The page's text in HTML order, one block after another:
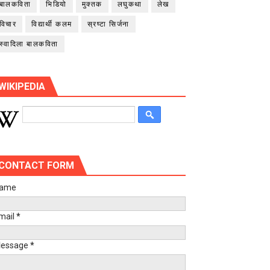
बालकविता भिडियो मुक्तक लघुकथा लेख
विचार विद्यार्थी कलम स्रष्टा सिर्जना
स्वादिला बालकविता
FORM
*
*